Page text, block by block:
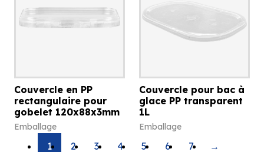
Couvercle en PP
rectangulaire pour
gobelet 120x88x3mm
Emballage
Couvercle pour bac à
glace PP transparent
1L
Emballage
1 2 3 4 5 6 7 →